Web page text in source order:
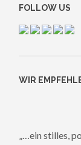
FOLLOW US
WIR
„…ein stilles,